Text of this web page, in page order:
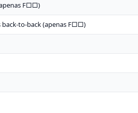
F□□)
back-to-back (apenas F□□)